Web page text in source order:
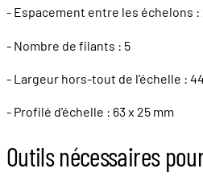
- Espacement entre les échelons :
- Nombre de filants : 5
- Largeur hors-tout de l'échelle :
- Profilé d'échelle : 63 x 25 mm
Outils nécessaires